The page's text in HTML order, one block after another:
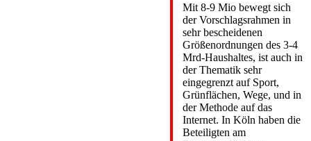
Mit 8-9 Mio bewegt sich
der Vorschlagsrahmen in
sehr bescheidenen
Größenordnungen des 3-4
Mrd-Haushaltes, ist auch in
der Thematik sehr
eingegrenzt auf Sport,
Grünflächen, Wege, und in
der Methode auf das
Internet. In Köln haben die
Beteiligten am